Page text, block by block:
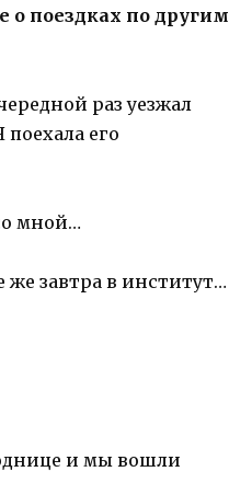
о поездках по другим
раз уезжал
его
мной…
завтра в институт…
и мы вошли